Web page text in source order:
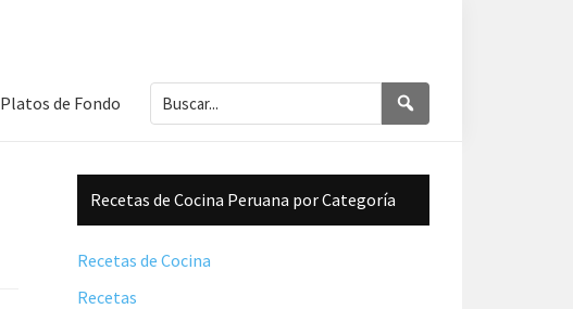
Platos de Fondo Buscar...
Barra
lateral
principal
Recetas de Cocina Peruana por Categoría
Recetas de Cocina
Recetas